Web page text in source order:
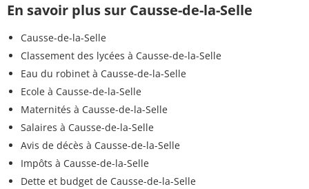
En savoir plus sur Causse-de-la-Selle
Causse-de-la-Selle
Classement des lycées à Causse-de-la-Selle
Eau du robinet à Causse-de-la-Selle
Ecole à Causse-de-la-Selle
Maternités à Causse-de-la-Selle
Salaires à Causse-de-la-Selle
Avis de décès à Causse-de-la-Selle
Impôts à Causse-de-la-Selle
Dette et budget de Causse-de-la-Selle